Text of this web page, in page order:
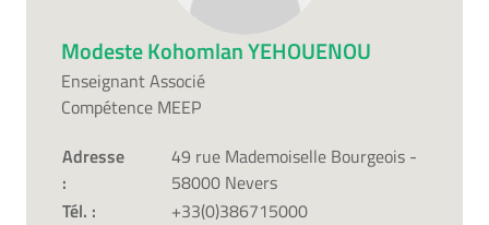
Modeste Kohomlan YEHOUENOU
Enseignant Associé
Compétence MEEP
Adresse
:
49 rue Mademoiselle Bourgeois -
58000 Nevers
Tél. :
+33(0)386715000